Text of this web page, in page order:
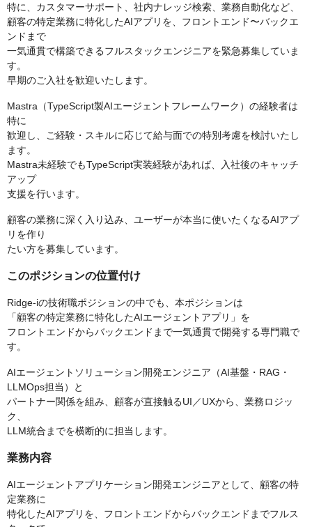
特に、カスタマーサポート、社内ナレッジ検索、業務自動化など、
顧客の特定業務に特化したAIアプリを、フロントエンド〜バックエ
ンドまで
一気通貫で構築できるフルスタックエンジニアを緊急募集していま
す。
早期のご入社を歓迎いたします。
Mastra（TypeScript製AIエージェントフレームワーク）の経験者は
特に
歓迎し、ご経験・スキルに応じて給与面での特別考慮を検討いたし
ます。
Mastra未経験でもTypeScript実装経験があれば、入社後のキャッチ
アップ
支援を行います。
顧客の業務に深く入り込み、ユーザーが本当に使いたくなるAIアプ
リを作り
たい方を募集しています。
このポジションの位置付け
Ridge-iの技術職ポジションの中でも、本ポジションは
「顧客の特定業務に特化したAIエージェントアプリ」を
フロントエンドからバックエンドまで一気通貫で開発する専門職で
す。
AIエージェントソリューション開発エンジニア（AI基盤・RAG・
LLMOps担当）と
パートナー関係を組み、顧客が直接触るUI／UXから、業務ロジッ
ク、
LLM統合までを横断的に担当します。
業務内容
AIエージェントアプリケーション開発エンジニアとして、顧客の特
定業務に
特化したAIアプリを、フロントエンドからバックエンドまでフルス